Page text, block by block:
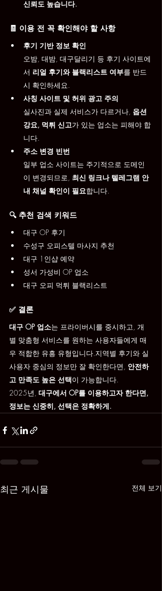
신뢰도 높습니다.
🧾 이용 전 꼭 확인해야 할 사항
후기 기반 정보 확인
오밤, 대밤, 대구달리기 등 후기 사이트에
서 리얼 후기와 블랙리스트 여부를 반드
시 확인하세요.
사칭 사이트 및 허위 광고 주의
실사진과 실제 서비스가 다르거나, 옵션
강요, 먹튀 신고가 있는 업소는 피해야 합
니다.
주소 변경 빈번
일부 업소 사이트는 주기적으로 도메인
이 변경되므로, 최신 링크나 텔레그램 안
내 채널 확인이 필요합니다.
🔍 추천 검색 키워드
대구 OP 후기
수성구 오피스텔 마사지 추천
대구 1인샵 예약
성서 가성비 OP 업소
대구 오피 먹튀 블랙리스트
✅ 결론
대구 OP 업소는 프라이버시를 중시하고, 개
별 맞춤형 서비스를 원하는 사용자들에게 매
우 적합한 유흥 유형입니다.지역별 후기와 실
사용자 중심의 정보만 잘 확인한다면, 안전하
고 만족도 높은 선택이 가능합니다.
2025년, 대구에서 OP를 이용하고자 한다면,
정보는 신중히, 선택은 정확하게.
최근 게시물 전체 보기